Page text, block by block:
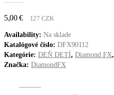
5,00€ 127 CZK
Availability: Na sklade
Katalógové číslo: DFX90112
Kategórie: DEŇ DETÍ, Diamond FX,
Značka: DiamondFX